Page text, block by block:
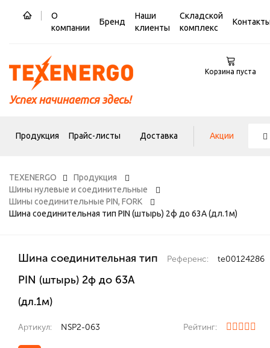
О
компании
Бренд
Наши
клиенты
Складской
комплекс
Успех начинается здесь!
Корзина пуста
Продукция Прайс-листы Доставка Акции
TEXENERGO
Продукция
Шины нулевые и соединительные
Шины соединительные PIN, FORK
Шина соединительная тип PIN (штырь) 2ф до 63А (дл.1м)
Шина соединительная тип
PIN (штырь) 2ф до 63А
(дл.1м)
Референс: te00124286
Артикул: NSP2-063 Рейтинг: